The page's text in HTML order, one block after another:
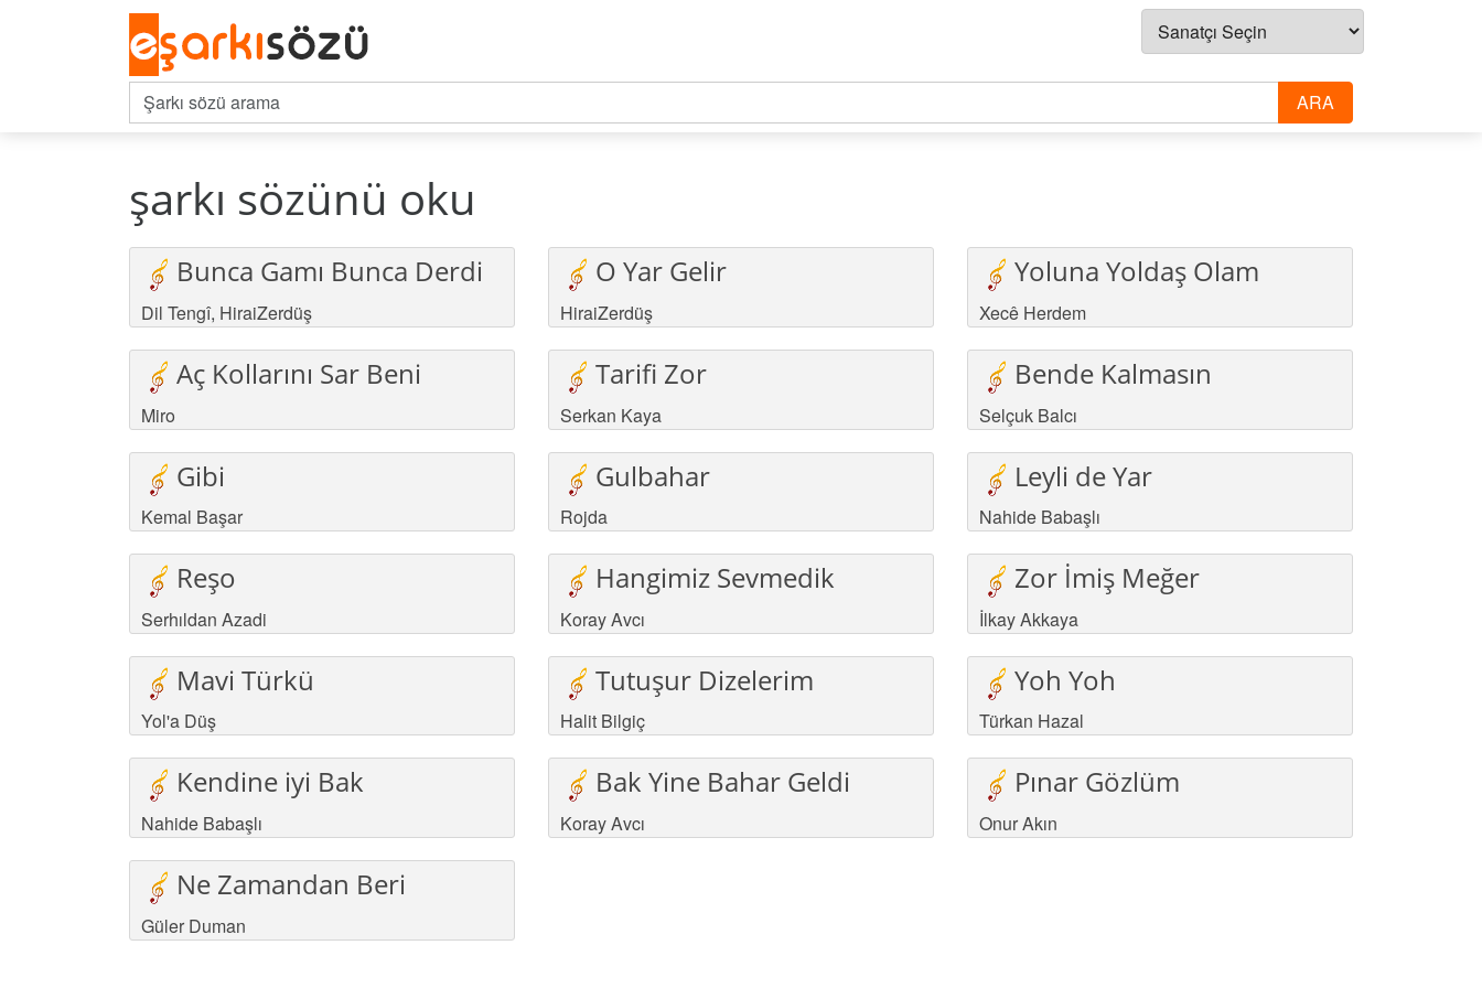
şarkı sözünü oku
Bunca Gamı Bunca Derdi
Dil Tengî, HiraiZerdüş
O Yar Gelir
HiraiZerdüş
Yoluna Yoldaş Olam
Xecê Herdem
Aç Kollarını Sar Beni
Miro
Tarifi Zor
Serkan Kaya
Bende Kalmasın
Selçuk Balcı
Gibi
Kemal Başar
Gulbahar
Rojda
Leyli de Yar
Nahide Babaşlı
Reşo
Serhıldan Azadi
Hangimiz Sevmedik
Koray Avcı
Zor İmiş Meğer
İlkay Akkaya
Mavi Türkü
Yol'a Düş
Tutuşur Dizelerim
Halit Bilgiç
Yoh Yoh
Türkan Hazal
Kendine iyi Bak
Nahide Babaşlı
Bak Yine Bahar Geldi
Koray Avcı
Pınar Gözlüm
Onur Akın
Ne Zamandan Beri
Güler Duman